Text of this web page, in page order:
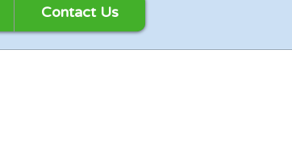
Contact Us